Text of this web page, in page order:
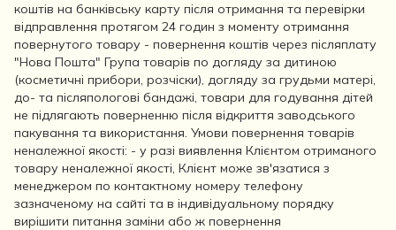
коштів на банківську карту після отримання та перевірки
відправлення протягом 24 годин з моменту отримання
повернутого товару - повернення коштів через післяплату
"Нова Пошта" Група товарів по догляду за дитиною
(косметичні прибори, розчіски), догляду за грудьми матері,
до- та післяпологові бандажі, товари для годування дітей
не підлягають поверненню після відкриття заводського
пакування та використання. Умови повернення товарів
неналежної якості: - у разі виявлення Клієнтом отриманого
товару неналежної якості, Клієнт може зв'язатися з
менеджером по контактному номеру телефону
зазначеному на сайті та в індивідуальному порядку
вирішити питання заміни або ж повернення